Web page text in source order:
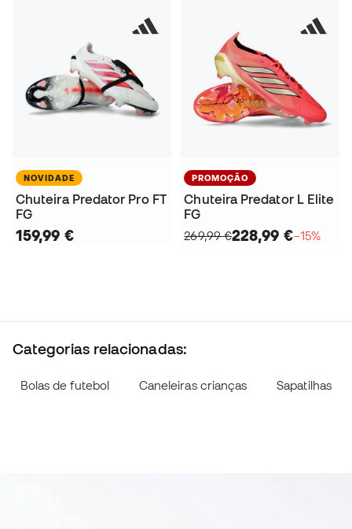
NOVIDADE
Chuteira Predator Pro FT
FG
159,99 €
PROMOÇÃO
Chuteira Predator L Elite
FG
269,99 €228,99 €−15%
Categorias relacionadas:
Bolas de futebol Caneleiras crianças Sapatilhas